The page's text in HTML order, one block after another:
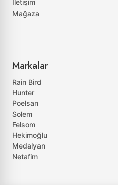
İletişim
Mağaza
Markalar
Rain Bird
Hunter
Poelsan
Solem
Felsom
Hekimoğlu
Medalyan
Netafim